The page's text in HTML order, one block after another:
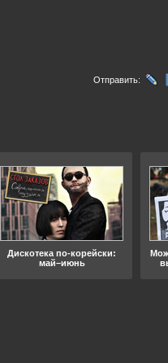
Отправить:
Дискотека по-корейски:
май–июнь